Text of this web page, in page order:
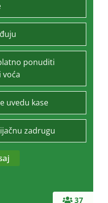
37
ponuditi
voća
uvedu kase
zadrugu